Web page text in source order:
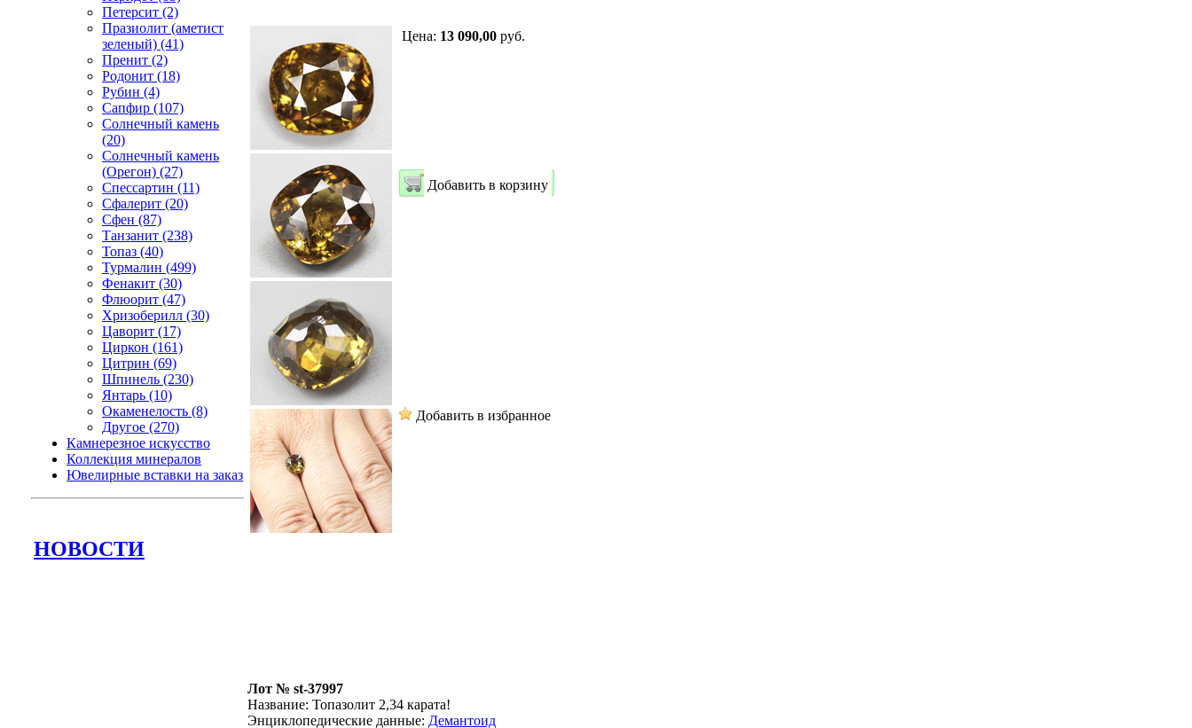
Петерсит (2)
Празиолит (аметист
зеленый) (41)
Пренит (2)
Родонит (18)
Рубин (4)
Сапфир (107)
Солнечный камень
(20)
Солнечный камень
(Орегон) (27)
Спессартин (11)
Сфалерит (20)
Сфен (87)
Танзанит (238)
Топаз (40)
Турмалин (499)
Фенакит (30)
Флюорит (47)
Хризоберилл (30)
Цаворит (17)
Циркон (161)
Цитрин (69)
Шпинель (230)
Янтарь (10)
Окаменелость (8)
Другое (270)
Камнерезное искусство
Коллекция минералов
Ювелирные вставки на заказ
НОВОСТИ
Цена: 13 090,00 руб.
Добавить в корзину
Добавить в избранное
Лот № st-37997
Название: Топазолит 2,34 карата!
Энциклопедические данные: Демантоид